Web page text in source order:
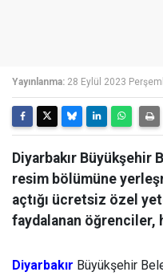
Yayınlanma: 28 Eylül 2023
Diyarbakır Büyükşehir
resim bölümüne
açtığı ücretsiz özel
faydalanan öğrenciler,
Diyarbakır Büyükşehir